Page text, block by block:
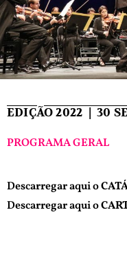
EDIÇÃO 2022 | 30
PROGRAMA GERAL
Descarregar aqui o
Descarregar aqui o